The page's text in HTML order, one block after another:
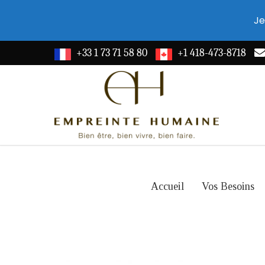
+33 1 73 71 58 80 +1 418-473-8718
Accueil Vos Besoins